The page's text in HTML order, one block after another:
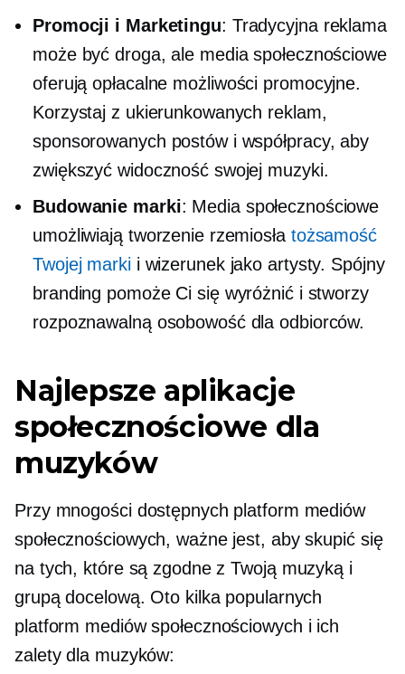
Promocji i Marketingu: Tradycyjna reklama
może być droga, ale media społecznościowe
oferująopłacalne możliwości promocyjne.
Korzystaj z ukierunkowanych reklam,
sponsorowanych postów i współpracy, aby
zwiększyć widoczność swojej muzyki.
Budowanie marki: Media społecznościowe
umożliwiają tworzenie rzemiosła tożsamość
Twojej markii wizerunek jako artysty. Spójny
branding pomoże Ci się wyróżnić i stworzy
rozpoznawalną osobowość dla odbiorców.
Najlepsze aplikacje
społecznościowe dla
muzyków
Przy mnogości dostępnych platform mediów
społecznościowych, ważne jest, aby skupić się
na tych, które są zgodne z Twoją muzyką i
grupą docelową. Oto kilka popularnych
platform mediów społecznościowych i ich
zalety dla muzyków: